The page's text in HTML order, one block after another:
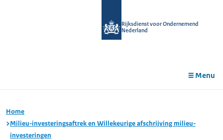
Rijksdienst voor Ondernemend
Nederland
Menu
Home
Milieu-investeringsaftrek en Willekeurige afschrijving milieu-
investeringen